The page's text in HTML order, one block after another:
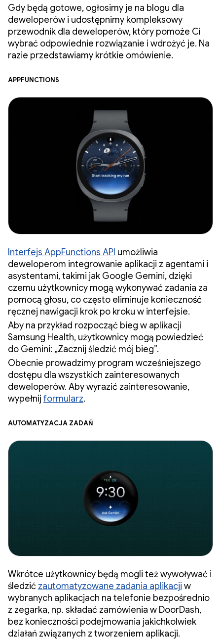
Gdy będą gotowe, ogłosimy je na blogu dla
deweloperów i udostępnimy kompleksowy
przewodnik dla deweloperów, który pomoże Ci
wybrać odpowiednie rozwiązanie i wdrożyć je. Na
razie przedstawiamy krótkie omówienie.
AppFunctions
Interfejs AppFunctions API umożliwia
deweloperom integrowanie aplikacji z agentami i
asystentami, takimi jak Google Gemini, dzięki
czemu użytkownicy mogą wykonywać zadania za
pomocą głosu, co często eliminuje konieczność
ręcznej nawigacji krok po kroku w interfejsie.
Aby na przykład rozpocząć bieg w aplikacji
Samsung Health, użytkownicy mogą powiedzieć
do Gemini: „Zacznij śledzić mój bieg”.
Obecnie prowadzimy program wcześniejszego
dostępu dla wszystkich zainteresowanych
deweloperów. Aby wyrazić zainteresowanie,
wypełnij formularz.
Automatyzacja zadań
Wkrótce użytkownicy będą mogli też wywoływać i
śledzić zautomatyzowane zadania aplikacji w
wybranych aplikacjach na telefonie bezpośrednio
z zegarka, np. składać zamówienia w DoorDash,
bez konieczności podejmowania jakichkolwiek
działań związanych z tworzeniem aplikacji.